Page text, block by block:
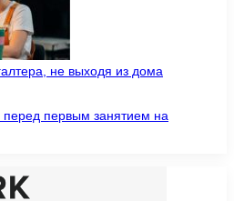
не выходя из дома
перед первым занятием на